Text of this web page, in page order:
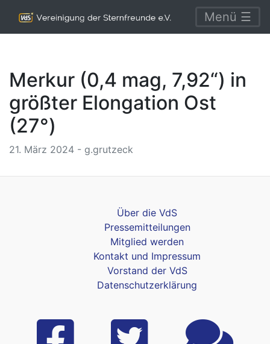
Menü ☰
Merkur (0,4 mag, 7,92“) in
größter Elongation Ost
(27°)
21. März 2024 - g.grutzeck
Über die VdS
Pressemitteilungen
Mitglied werden
Kontakt und Impressum
Vorstand der VdS
Datenschutzerklärung